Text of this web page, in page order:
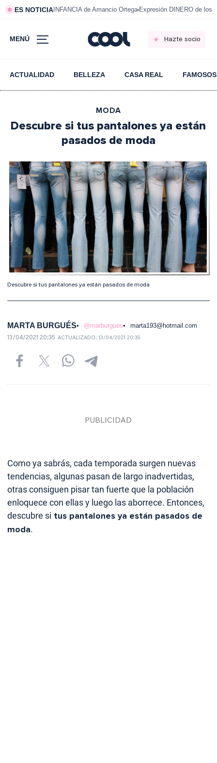
ES NOTICIA INFANCIA de Amancio Ortega Expresión DINERO de los
MENÚ Hazte socio
ACTUALIDAD BELLEZA CASA REAL FAMOSOS
MODA
Descubre si tus pantalones ya están
pasados de moda
Descubre si tus pantalones ya están pasados de moda
MARTA BURGUÉS @marburgues marta193@hotmail.com
13/04/2021 20:35 ACTUALIZADO: 13/04/2021 20:35
Como ya sabrás, cada temporada surgen nuevas
tendencias, algunas pasan de largo inadvertidas,
otras consiguen pisar tan fuerte que la población
enloquece con ellas y luego las aborrece. Entonces,
descubre si tus pantalones ya están pasados de
moda.